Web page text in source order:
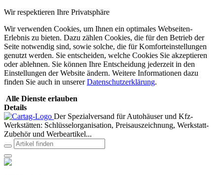
Wir respektieren Ihre Privatsphäre
Wir verwenden Cookies, um Ihnen ein optimales Webseiten-
Erlebnis zu bieten. Dazu zählen Cookies, die für den Betrieb der
Seite notwendig sind, sowie solche, die für Komforteinstellungen
genutzt werden. Sie entscheiden, welche Cookies Sie akzeptieren
oder ablehnen. Sie können Ihre Entscheidung jederzeit in den
Einstellungen der Website ändern. Weitere Informationen dazu
finden Sie auch in unsererDatenschutzerklärung.
Alle Dienste erlauben
Details
Der Spezialversand für Autohäuser und Kfz-
Werkstätten: Schlüsselorganisation, Preisauszeichnung, Werkstatt-
Zubehör und Werbeartikel...